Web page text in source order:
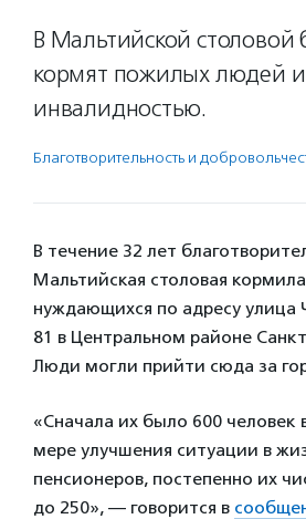
В Мальтийской столовой
кормят пожилых людей
инвалидностью.
Благотвори­тель­ность и
В течение 32 лет
Мальтийская столовая
нуждающихся по адресу улица
81 в Центральном районе
Люди могли прийти сюда за
«Сначала их было 600 человек
мере улучшения ситуации в
пенсионеров, постепенно их
до 250», — говорится в